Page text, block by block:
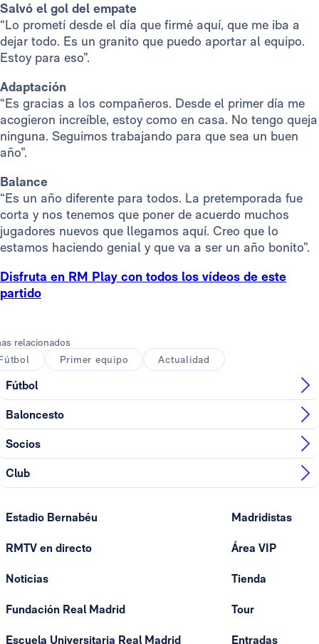
Salvó el gol del empate
“Lo prometí desde el día que firmé aquí, que me iba a
dejar todo. Es un granito que puedo aportar al equipo.
Estoy para eso”.
Adaptación
“Es gracias a los compañeros. Desde el primer día me
acogieron increíble, estoy como en casa. No tengo queja
ninguna. Seguimos trabajando para que sea un buen
año”.
Balance
“Es un año diferente para todos. La pretemporada fue
corta y nos tenemos que poner de acuerdo muchos
jugadores nuevos que llegamos aquí. Creo que lo
estamos haciendo genial y que va a ser un año bonito”.
Disfruta en RM Play con todos los vídeos de este
partido
relacionados
Primer equipo Actualidad
Fútbol
Baloncesto
Socios
Club
Estadio Bernabéu
RMTV en directo
Noticias
Fundación Real Madrid
Escuela Universitaria Real Madrid
Madridistas
Área VIP
Tienda
Tour
Entradas